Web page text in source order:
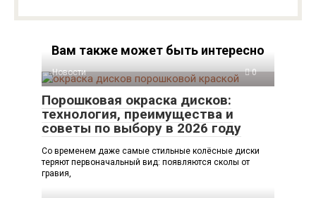
Вам также может быть интересно
Новости 0
Порошковая окраска дисков:
технология, преимущества и
советы по выбору в 2026 году
Со временем даже самые стильные колёсные диски
теряют первоначальный вид: появляются сколы от
гравия,